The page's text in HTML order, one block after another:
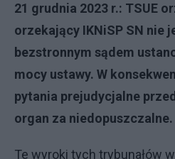
21 grudnia 2023 r.: TSUE
orzekający IKNiSP SN nie
bezstronnym sądem
mocy ustawy. W
pytania prejudycjalne
organ za niedopuszczalne.
Te wyroki tych trybunałów